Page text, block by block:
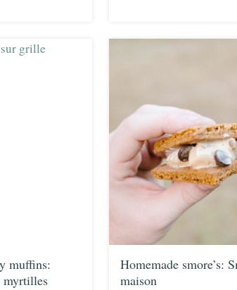
muffins:
myrtilles
Homemade smore’s:
maison